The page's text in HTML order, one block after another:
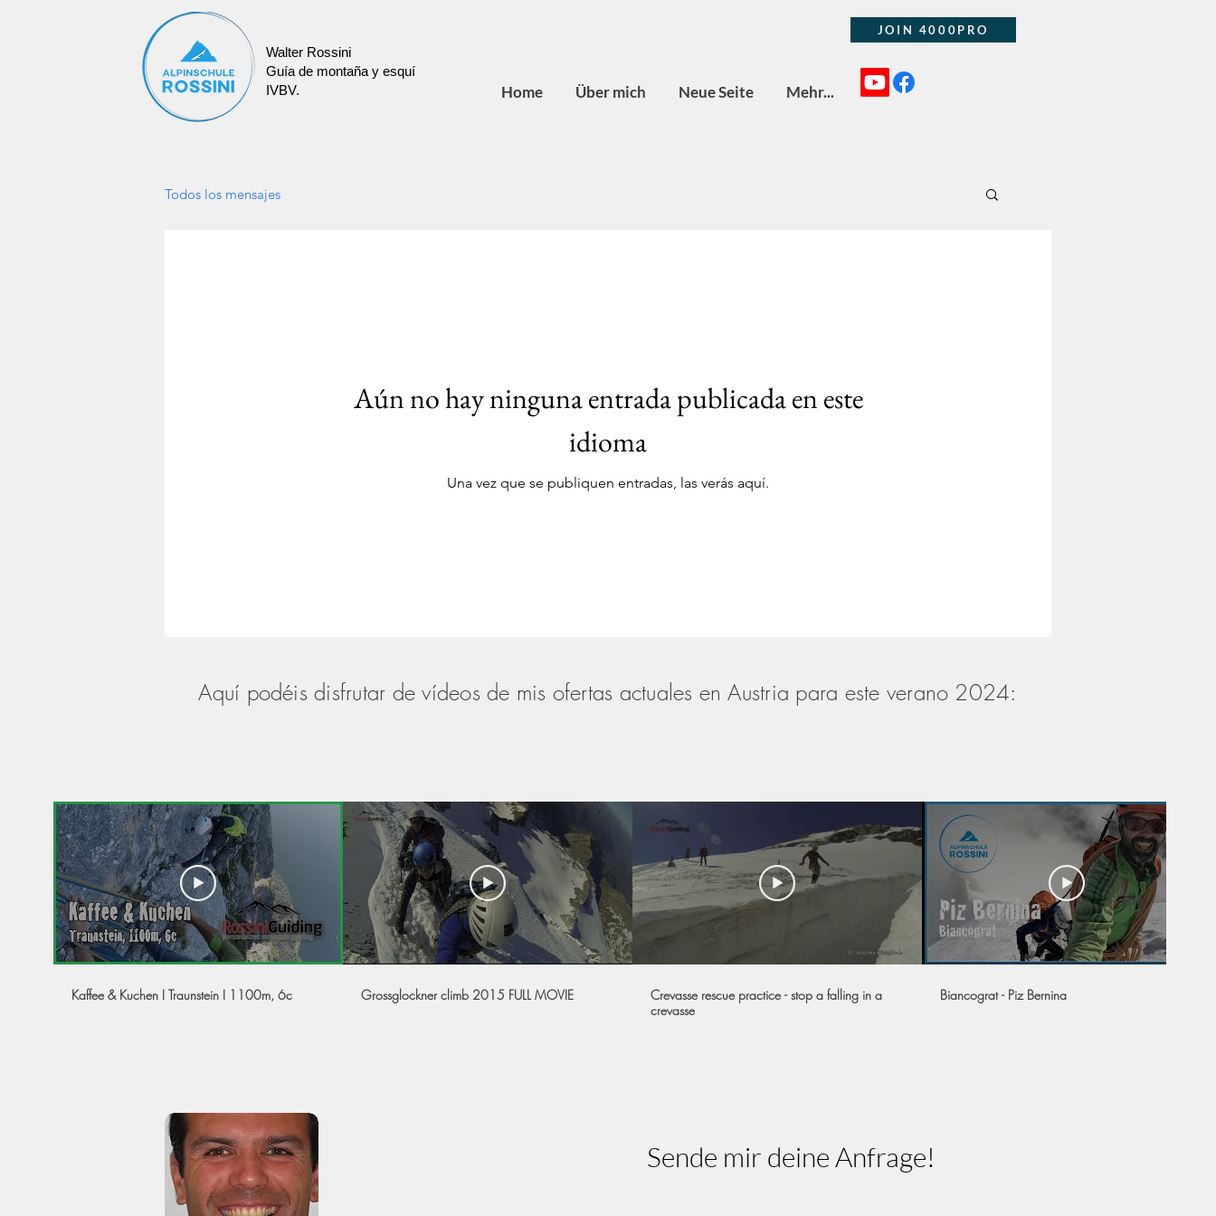
JOIN 4000PRO
Walter Rossini
Guía de montaña y esquí
IVBV.
Home Über mich Neue Seite Mehr...
Todos los mensajes
Aún no hay ninguna entrada publicada en este
idioma
Una vez que se publiquen entradas, las verás aquí.
Aquí podéis disfrutar de vídeos de mis ofertas actuales en Austria para este verano 2024:
Kaffee & Kuchen I Traunstein I 1100m, 6c Grossglockner climb 2015 FULL MOVIE
Crevasse rescue practice - stop a falling in a
crevasse
Biancograt - Piz Bernina
Sende mir deine Anfrage!